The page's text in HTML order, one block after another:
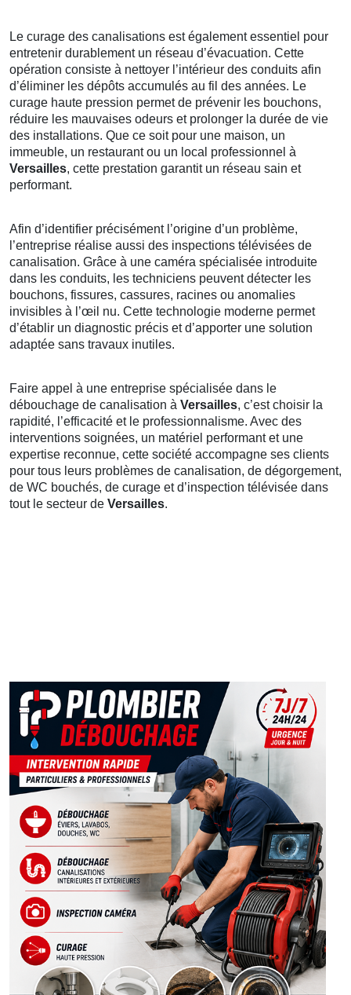
Le curage des canalisations est également essentiel pour
entretenir durablement un réseau d’évacuation. Cette
opération consiste à nettoyer l’intérieur des conduits afin
d’éliminer les dépôts accumulés au fil des années. Le
curage haute pression permet de prévenir les bouchons,
réduire les mauvaises odeurs et prolonger la durée de vie
des installations. Que ce soit pour une maison, un
immeuble, un restaurant ou un local professionnel à
Versailles, cette prestation garantit un réseau sain et
performant.
Afin d’identifier précisément l’origine d’un problème,
l’entreprise réalise aussi des inspections télévisées de
canalisation. Grâce à une caméra spécialisée introduite
dans les conduits, les techniciens peuvent détecter les
bouchons, fissures, cassures, racines ou anomalies
invisibles à l’œil nu. Cette technologie moderne permet
d’établir un diagnostic précis et d’apporter une solution
adaptée sans travaux inutiles.
Faire appel à une entreprise spécialisée dans le
débouchage de canalisation à Versailles, c’est choisir la
rapidité, l’efficacité et le professionnalisme. Avec des
interventions soignées, un matériel performant et une
expertise reconnue, cette société accompagne ses clients
pour tous leurs problèmes de canalisation, de dégorgement,
de WC bouchés, de curage et d’inspection télévisée dans
tout le secteur de Versailles.